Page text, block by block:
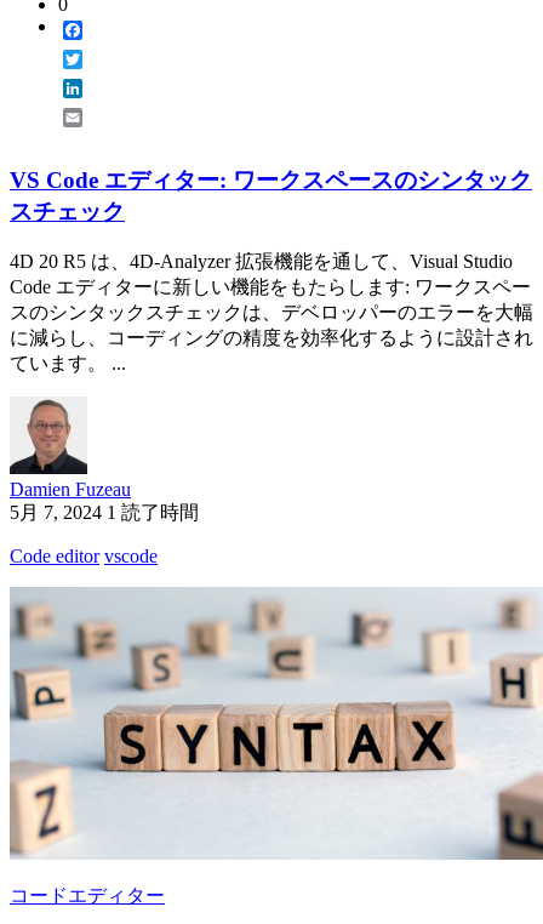
0
VS Code エディター: ワークスペースのシンタック
スチェック
4D 20 R5 は、4D-Analyzer 拡張機能を通して、Visual Studio
Code エディターに新しい機能をもたらします: ワークスペー
スのシンタックスチェックは、デベロッパーのエラーを大幅
に減らし、コーディングの精度を効率化するように設計され
ています。 ...
Damien Fuzeau
5月 7, 2024 1 読了時間
Code editor vscode
コードエディター